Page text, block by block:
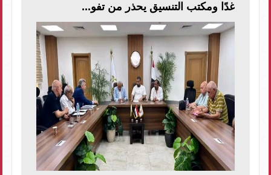
غدًا ومكتب التنسيق يحذر من تفو...